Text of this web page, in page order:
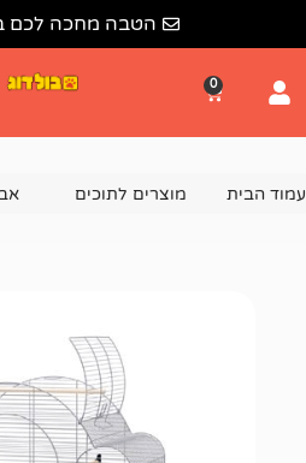
הטבה מחכה לכם בעגלת הקניות
לתוכים אביזרים לתוכי